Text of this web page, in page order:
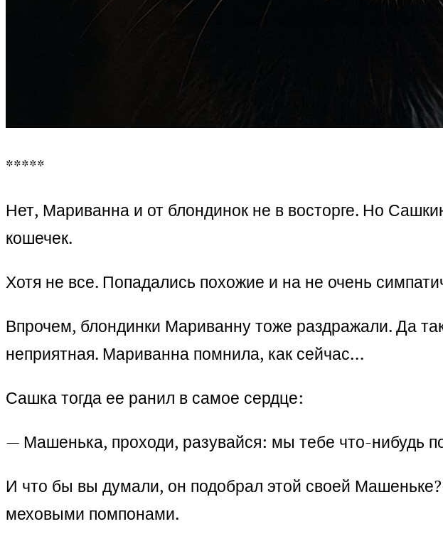
*****
Нет, Мариванна и от блондинок не в восторге. Но
кошечек.
Хотя не все. Попадались похожие и на не очень
Впрочем, блондинки Мариванну тоже раздражали. Да
неприятная. Мариванна помнила, как сейчас…
Сашка тогда ее ранил в самое сердце:
— Машенька, проходи, разувайся: мы тебе что-нибудь
И что бы вы думали, он подобрал этой своей
меховыми помпонами.